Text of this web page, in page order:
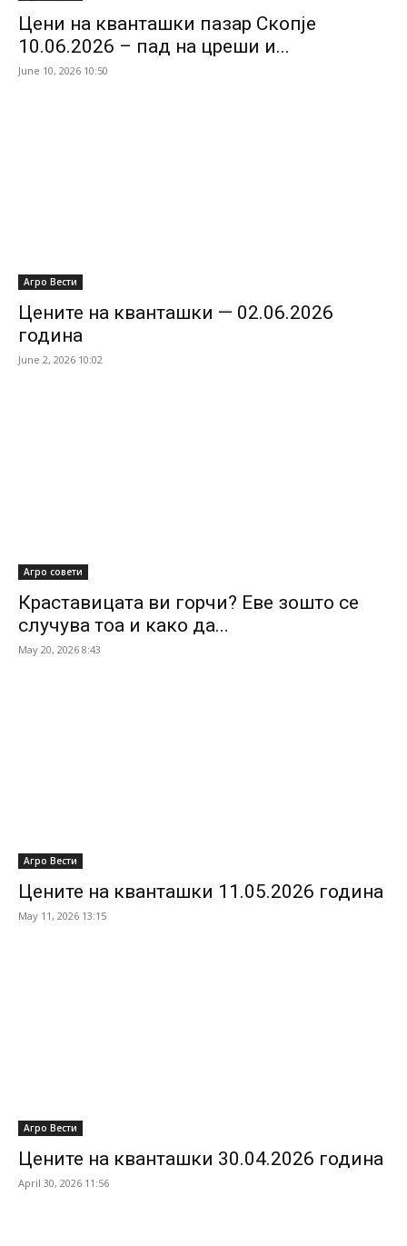
Цени на кванташки пазар Скопје
10.06.2026 – пад на цреши и...
June 10, 2026 10:50
Агро Вести
Цените на кванташки — 02.06.2026
година
June 2, 2026 10:02
Агро совети
Краставицата ви горчи? Еве зошто се
случува тоа и како да...
May 20, 2026 8:43
Агро Вести
Цените на кванташки 11.05.2026 година
May 11, 2026 13:15
Агро Вести
Цените на кванташки 30.04.2026 година
April 30, 2026 11:56